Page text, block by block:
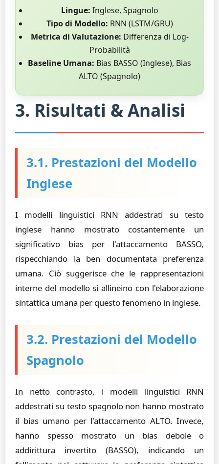
Lingue: Inglese, Spagnolo
Tipo di Modello: RNN (LSTM/GRU)
Metrica di Valutazione: Differenza di Log-
Probabilità
Baseline Umana: Bias BASSO (Inglese), Bias
ALTO (Spagnolo)
3. Risultati & Analisi
3.1. Prestazioni del Modello
Inglese
I modelli linguistici RNN addestrati su testo
inglese hanno mostrato costantemente un
significativo bias per l'attaccamento BASSO,
rispecchiando la ben documentata preferenza
umana. Ciò suggerisce che le rappresentazioni
interne del modello si allineino con l'elaborazione
sintattica umana per questo fenomeno in inglese.
3.2. Prestazioni del Modello
Spagnolo
In netto contrasto, i modelli linguistici RNN
addestrati su testo spagnolo non hanno mostrato
il bias umano per l'attaccamento ALTO. Invece,
hanno spesso mostrato un bias debole o
addirittura invertito (BASSO), indicando un